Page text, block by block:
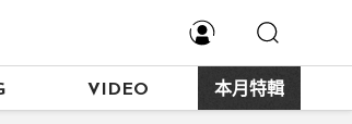
VIDEO 本月特輯